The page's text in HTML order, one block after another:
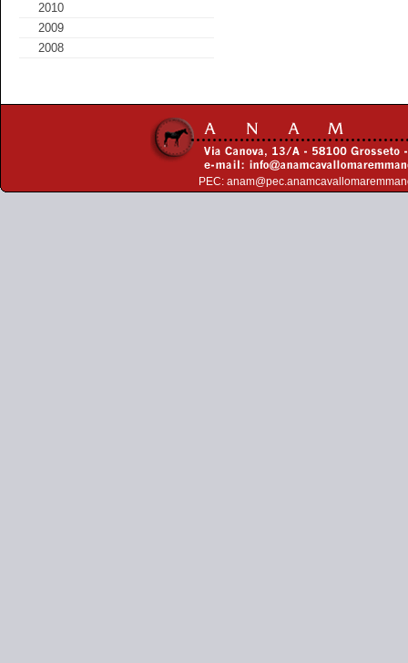
2010
2009
2008
PEC: